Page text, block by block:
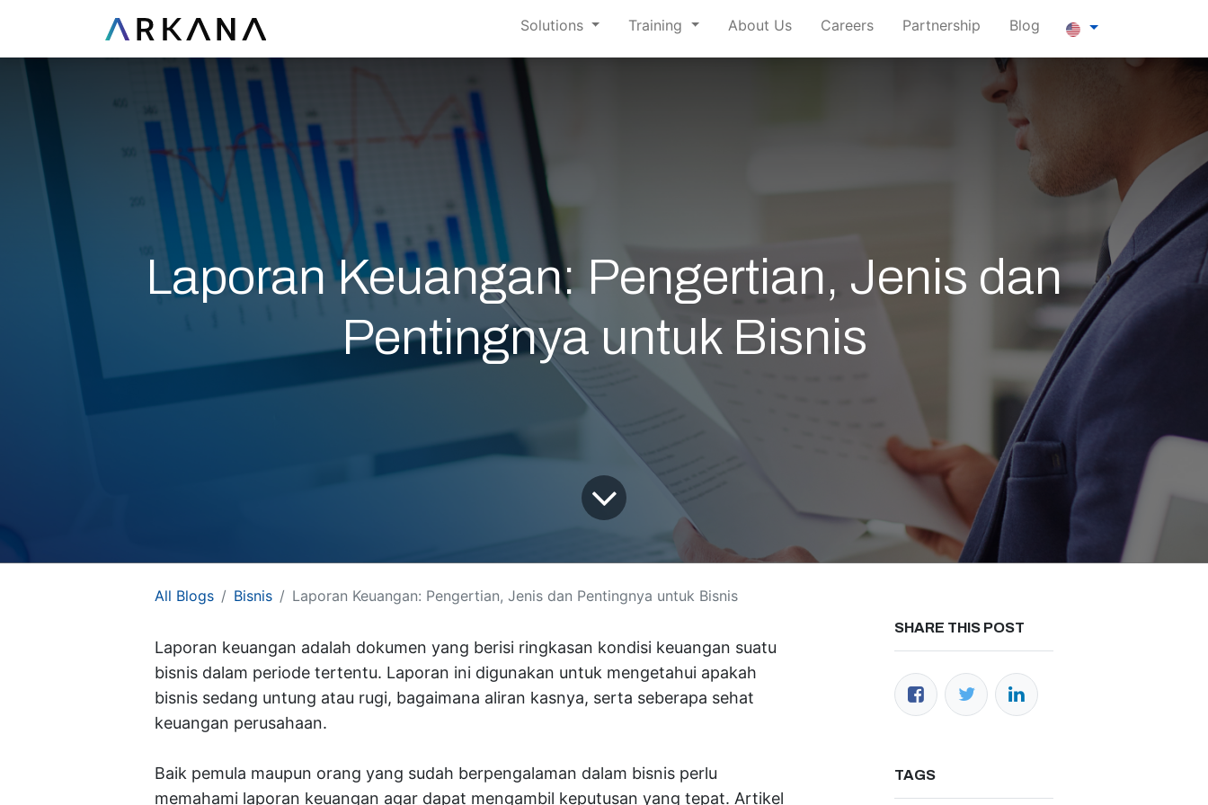
Solutions Training About Us Careers Partnership Blog
Laporan Keuangan: Pengertian, Jenis dan
Pentingnya untuk Bisnis
All Blogs Bisnis Laporan Keuangan: Pengertian, Jenis dan Pentingnya untuk Bisnis
Laporan keuangan adalah dokumen yang berisi ringkasan kondisi keuangan suatu
bisnis dalam periode tertentu. Laporan ini digunakan untuk mengetahui apakah
bisnis sedang untung atau rugi, bagaimana aliran kasnya, serta seberapa sehat
keuangan perusahaan.
Baik pemula maupun orang yang sudah berpengalaman dalam bisnis perlu
memahami laporan keuangan agar dapat mengambil keputusan yang tepat. Artikel
SHARE THIS POST
TAGS
Useful Links
About us
Contact us
Careers
Customer Care
PT Arkana Solusi Digital-About us
We are Odoo Partner in Jakarta. Arkana is a team of
Connect with us
sales@arkana.co.id
+62 21-7834-1071
+62 812-3000-2326 (WhatsApp)​
Jl. Ampera Raya No.50A, Jakarta Selatan​
Follow us